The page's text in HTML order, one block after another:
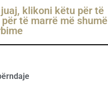
klikoni këtu për të
të marrë më shumë